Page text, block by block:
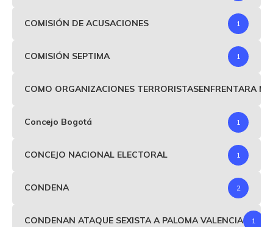
COMISIÓN DE ACUSACIONES 1
COMISIÓN SEPTIMA 1
COMO ORGANIZACIONES TERRORISTASENFRENTARA
Concejo Bogotá 1
CONCEJO NACIONAL ELECTORAL 1
CONDENA 2
CONDENAN ATAQUE SEXISTA A PALOMA VALENCIA 1